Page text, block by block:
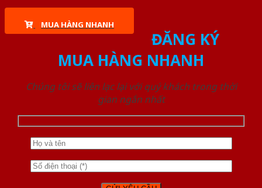
MUA HÀNG NHANH
ĐĂNG KÝ
MUA HÀNG NHANH
Chúng tôi sẽ liên lạc lại với quý khách trong thời
gian ngắn nhất